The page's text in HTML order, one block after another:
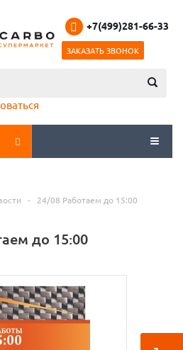
+7(499)281-66-33
ЗАКАЗАТЬ ЗВОНОК
- 24/08 Работаем до 15:00
до 15:00